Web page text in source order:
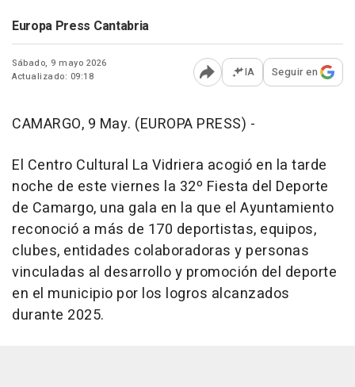
Europa Press Cantabria
Sábado, 9 mayo 2026
Actualizado: 09:18
Abrir opciones para
IA Seguir en
CAMARGO, 9 May. (EUROPA PRESS) -
El Centro Cultural La Vidriera acogió en la tarde
noche de este viernes la 32º Fiesta del Deporte
de Camargo, una gala en la que el Ayuntamiento
reconoció a más de 170 deportistas, equipos,
clubes, entidades colaboradoras y personas
vinculadas al desarrollo y promoción del deporte
en el municipio por los logros alcanzados
durante 2025.